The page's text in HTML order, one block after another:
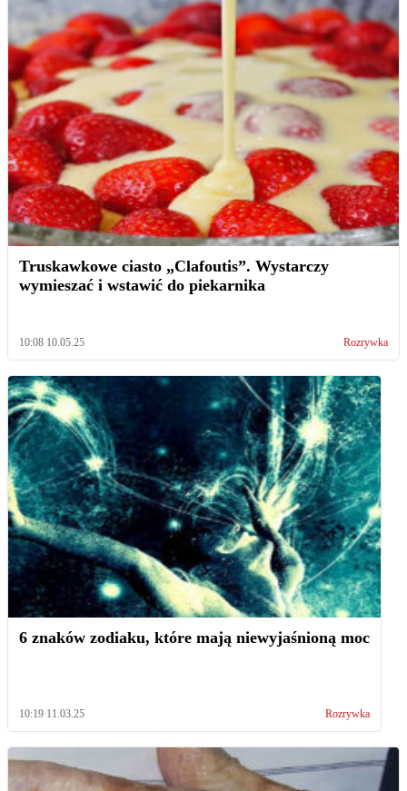
Truskawkowe ciasto „Clafoutis”. Wystarczy
wymieszać i wstawić do piekarnika
10:08 10.05.25 Rozrywka
6 znaków zodiaku, które mają niewyjaśnioną moc
10:19 11.03.25 Rozrywka